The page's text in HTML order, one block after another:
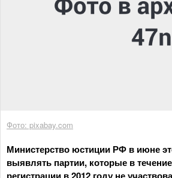
Фото: pixabay.com
Министерство юстиции РФ в июне
выявлять партии, которые в